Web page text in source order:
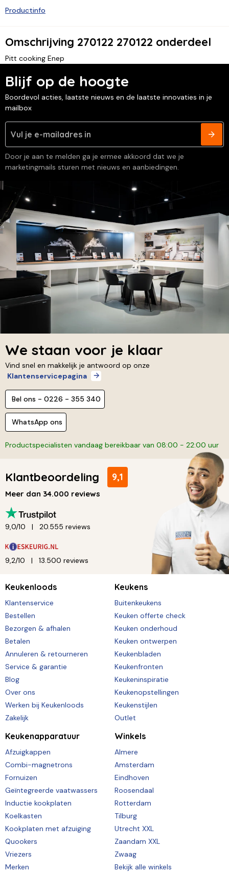
Productinfo
Omschrijving 270122 270122 onderdeel
Pitt cooking Enep
Blijf op de hoogte
Boordevol acties, laatste nieuws en de laatste innovaties in je
mailbox
Door je aan te melden ga je ermee akkoord dat we je
marketingmails sturen met nieuws en aanbiedingen.
We staan voor je klaar
Vind snel en makkelijk je antwoord op onze
Klantenservicepagina
Bel ons - 0226 - 355 340
WhatsApp ons
Productspecialisten vandaag bereikbaar van 08:00 - 22:00 uur
Klantbeoordeling 9,1
Meer dan 34.000 reviews
9,0/10 20.555 reviews
9,2/10 13.500 reviews
Keukenloods
Klantenservice
Bestellen
Bezorgen & afhalen
Betalen
Annuleren & retourneren
Service & garantie
Blog
Over ons
Werken bij Keukenloods
Zakelijk
Keukens
Buitenkeukens
Keuken offerte check
Keuken onderhoud
Keuken ontwerpen
Keukenbladen
Keukenfronten
Keukeninspiratie
Keukenopstellingen
Keukenstijlen
Outlet
Keukenapparatuur
Afzuigkappen
Combi-magnetrons
Fornuizen
Geïntegreerde vaatwassers
Inductie kookplaten
Koelkasten
Kookplaten met afzuiging
Quookers
Vriezers
Merken
Winkels
Almere
Amsterdam
Eindhoven
Roosendaal
Rotterdam
Tilburg
Utrecht XXL
Zaandam XXL
Zwaag
Bekijk alle winkels